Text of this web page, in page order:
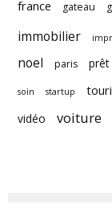
france
gateau
immobilier
noel paris prêt
soin startup
vidéo
voiture